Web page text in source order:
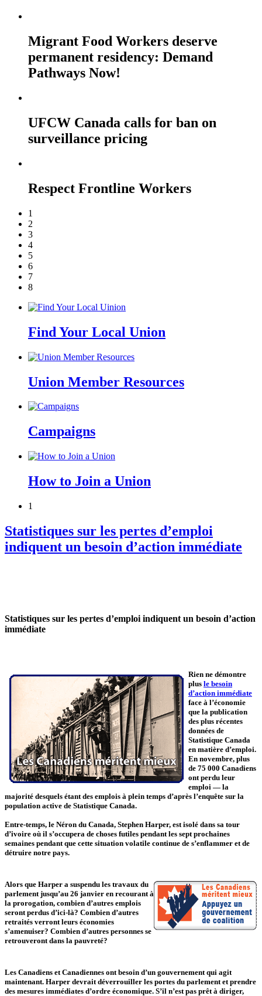
Migrant Food Workers deserve
permanent residency: Demand
Pathways Now!
UFCW Canada calls for ban on
surveillance pricing
Respect Frontline Workers
1
2
3
4
5
6
7
8
Find Your Local Union
Union Member Resources
Campaigns
How to Join a Union
1
Statistiques sur les pertes d’emploi
indiquent un besoin d’action immédiate
Statistiques sur les pertes d’emploi indiquent un besoin d’action
immédiate
Rien ne démontre
plus le besoin
d’action immédiate
face à l’économie
que la publication
des plus récentes
données de
Statistique Canada
en matière d’emploi.
En novembre, plus
de 75 000 Canadiens
ont perdu leur
emploi — la
majorité desquels étant des emplois à plein temps d’après l’enquête sur la
population active de Statistique Canada.
Entre-temps, le Néron du Canada, Stephen Harper, est isolé dans sa tour
d’ivoire où il s’occupera de choses futiles pendant les sept prochaines
semaines pendant que cette situation volatile continue de s’enflammer et de
détruire notre pays.
Alors que Harper a suspendu les travaux du
parlement jusqu’au 26 janvier en recourant à
la prorogation, combien d’autres emplois
seront perdus d’ici-là? Combien d’autres
retraités verront leurs économies
s’amenuiser? Combien d’autres personnes se
retrouveront dans la pauvreté?
Les Canadiens et Canadiennes ont besoin d’un gouvernement qui agit
maintenant. Harper devrait déverrouiller les portes du parlement et prendre
des mesures immédiates d’ordre économique. S’il n’est pas prêt à diriger,